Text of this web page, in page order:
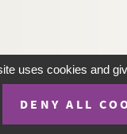
uses cookies and
DENY ALL